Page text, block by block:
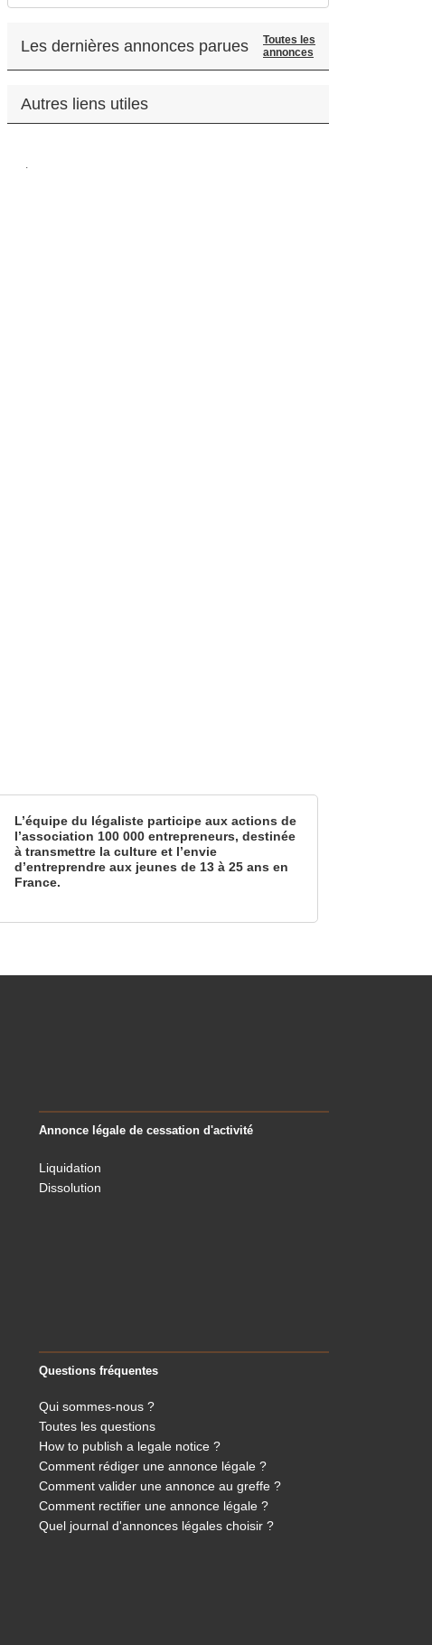
Les dernières annonces parues
Toutes les
annonces
Autres liens utiles
.
L’équipe du légaliste participe aux actions de
l’association 100 000 entrepreneurs, destinée
à transmettre la culture et l’envie
d’entreprendre aux jeunes de 13 à 25 ans en
France.
Annonce légale de cessation d'activité
Liquidation
Dissolution
Questions fréquentes
Qui sommes-nous ?
Toutes les questions
How to publish a legale notice ?
Comment rédiger une annonce légale ?
Comment valider une annonce au greffe ?
Comment rectifier une annonce légale ?
Quel journal d'annonces légales choisir ?